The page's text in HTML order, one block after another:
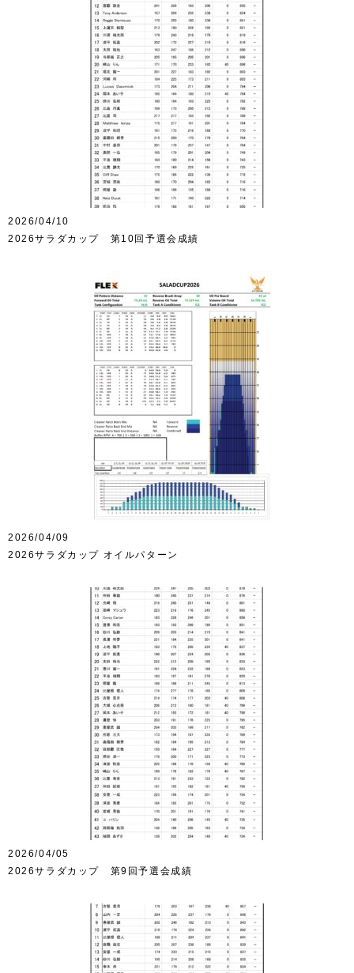
2026/04/10
2026サラダカップ 第10回予選会成績
2026/04/09
2026サラダカップ オイルパターン
2026/04/05
2026サラダカップ 第9回予選会成績